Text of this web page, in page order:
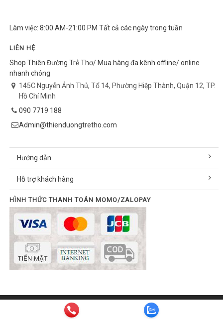
Làm việc: 8:00 AM-21:00 PM Tất cả các ngày trong tuần
LIÊN HỆ
Shop Thiên Đường Trẻ Thơ/ Mua hàng đa kênh offline/ online
nhanh chóng
145C Nguyễn Ảnh Thủ, Tổ 14, Phường Hiệp Thành, Quận 12, TP.
Hồ Chí Minh
090 7719 188
Admin@thienduongtretho.com
Hướng dẫn
Hỗ trợ khách hàng
HÌNH THỨC THANH TOÁN MOMO/ZALOPAY
© Bản quyền thuộc về thienduongtretho.com | Cung cấp bởi
info@thienduongtretho.com | Hotline:090 7719 188